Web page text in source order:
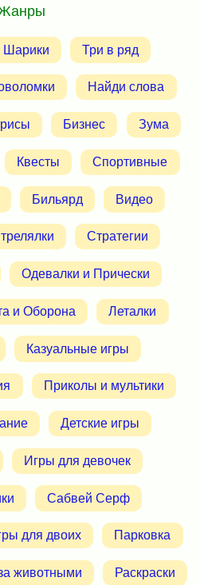
Шарики Три в ряд
Найди слова
Бизнес Зума
Квесты Спортивные
Бильярд Видео
Стратегии
Одевалки и Прически
и Оборона Леталки
Казуальные игры
Приколы и мультики
Детские игры
Игры для девочек
Сабвей Серф
для двоих Парковка
животными Раскраски